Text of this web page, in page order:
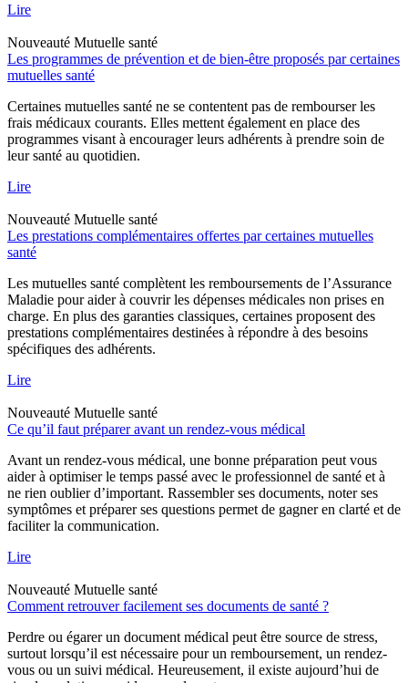
Lire
Nouveauté Mutuelle santé
Les programmes de prévention et de bien-être proposés par certaines
mutuelles santé
Certaines mutuelles santé ne se contentent pas de rembourser les
frais médicaux courants. Elles mettent également en place des
programmes visant à encourager leurs adhérents à prendre soin de
leur santé au quotidien.
Lire
Nouveauté Mutuelle santé
Les prestations complémentaires offertes par certaines mutuelles
santé
Les mutuelles santé complètent les remboursements de l’Assurance
Maladie pour aider à couvrir les dépenses médicales non prises en
charge. En plus des garanties classiques, certaines proposent des
prestations complémentaires destinées à répondre à des besoins
spécifiques des adhérents.
Lire
Nouveauté Mutuelle santé
Ce qu’il faut préparer avant un rendez-vous médical
Avant un rendez-vous médical, une bonne préparation peut vous
aider à optimiser le temps passé avec le professionnel de santé et à
ne rien oublier d’important. Rassembler ses documents, noter ses
symptômes et préparer ses questions permet de gagner en clarté et de
faciliter la communication.
Lire
Nouveauté Mutuelle santé
Comment retrouver facilement ses documents de santé ?
Perdre ou égarer un document médical peut être source de stress,
surtout lorsqu’il est nécessaire pour un remboursement, un rendez-
vous ou un suivi médical. Heureusement, il existe aujourd’hui de